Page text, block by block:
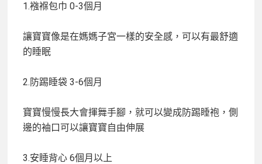
1.襁褓包巾 0-3個月
讓寶寶像是在媽媽子宮一樣的安全感，可以有最舒適
的睡眠
2.防踢睡袋 3-6個月
寶寶慢慢長大會揮舞手腳，就可以變成防踢睡袍，側
邊的袖口可以讓寶寶自由伸展
3.安睡背心 6個月以上